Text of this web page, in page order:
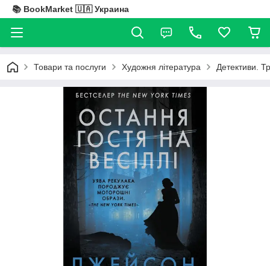
📚 BookMarket 🇺🇦 Украина
Товари та послуги Художня література Детективи.